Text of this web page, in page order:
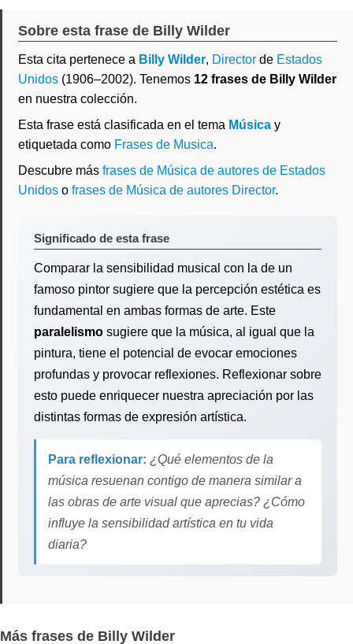
Sobre esta frase de Billy Wilder
Esta cita pertenece a Billy Wilder, Director de Estados
Unidos (1906–2002). Tenemos 12 frases de Billy Wilder
en nuestra colección.
Esta frase está clasificada en el tema Música y
etiquetada como Frases de Musica.
Descubre más frases de Música de autores de Estados
Unidos o frases de Música de autores Director.
Significado de esta frase
Comparar la sensibilidad musical con la de un
famoso pintor sugiere que la percepción estética es
fundamental en ambas formas de arte. Este
paralelismo sugiere que la música, al igual que la
pintura, tiene el potencial de evocar emociones
profundas y provocar reflexiones. Reflexionar sobre
esto puede enriquecer nuestra apreciación por las
distintas formas de expresión artística.
Para reflexionar: ¿Qué elementos de la
música resuenan contigo de manera similar a
las obras de arte visual que aprecias? ¿Cómo
influye la sensibilidad artística en tu vida
diaria?
Más frases de Billy Wilder